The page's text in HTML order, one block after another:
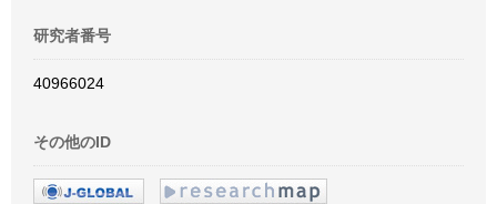
研究者番号
40966024
その他のID